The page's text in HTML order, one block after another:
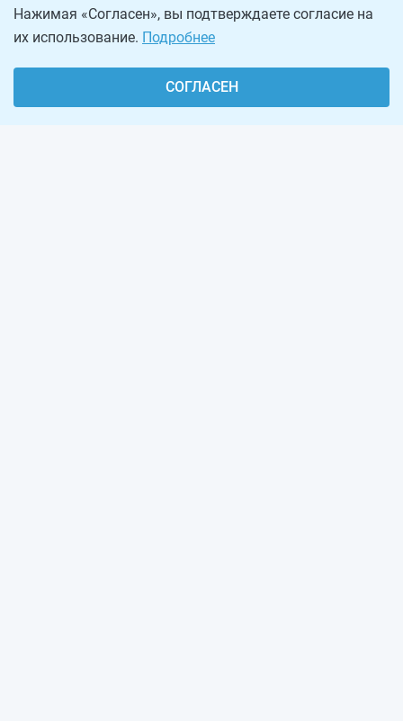
Нажимая «Согласен», вы подтверждаете согласие на
их использование. Подробнее
СОГЛАСЕН